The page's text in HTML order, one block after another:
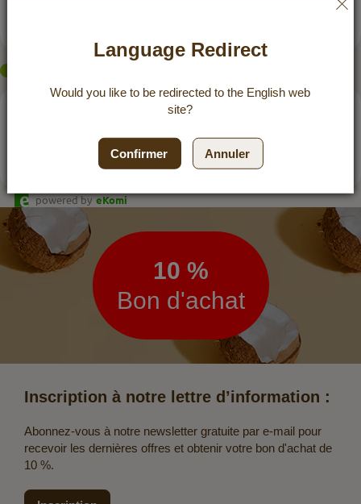
est le compagnon idéal pour presque tout. Le fait qu’elle ait un
KUNDENREZENSIONEN
ZUFRIEDENHEIT: 4.8/5
BEWERTUNGEN
powered by eKomi
Lettre
d’information
10 %
Bon d'achat
Inscription à notre lettre d’information :
Abonnez-vous à notre newsletter gratuite par e-mail pour
recevoir les dernières offres et obtenir votre bon d'achat de
10 %.
Language Redirect
Would you like to be redirected to the English web
site?
Confirmer Annuler